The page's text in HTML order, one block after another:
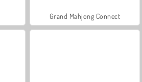
Grand Mahjong Connect